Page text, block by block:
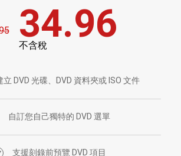
34.96
不含稅
立 DVD 光碟、DVD 資料夾或 ISO 文件
自訂您自己獨特的 DVD 選單
支援刻錄前預覽 DVD 項目